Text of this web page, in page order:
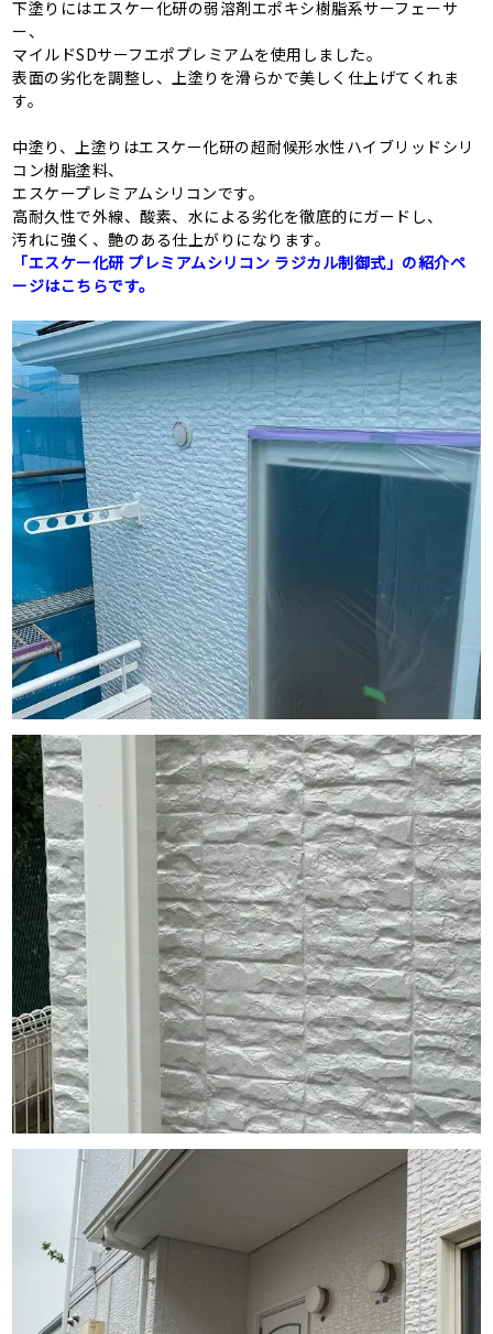
下塗りにはエスケー化研の弱溶剤エポキシ樹脂系サーフェーサ
ー、
マイルドSDサーフエポプレミアムを使用しました。
表面の劣化を調整し、上塗りを滑らかで美しく仕上げてくれま
す。
中塗り、上塗りはエスケー化研の超耐候形水性ハイブリッドシリ
コン樹脂塗料、
エスケープレミアムシリコンです。
高耐久性で外線、酸素、水による劣化を徹底的にガードし、
汚れに強く、艶のある仕上がりになります。
「エスケー化研 プレミアムシリコン ラジカル制御式」の紹介ペ
ージはこちらです。